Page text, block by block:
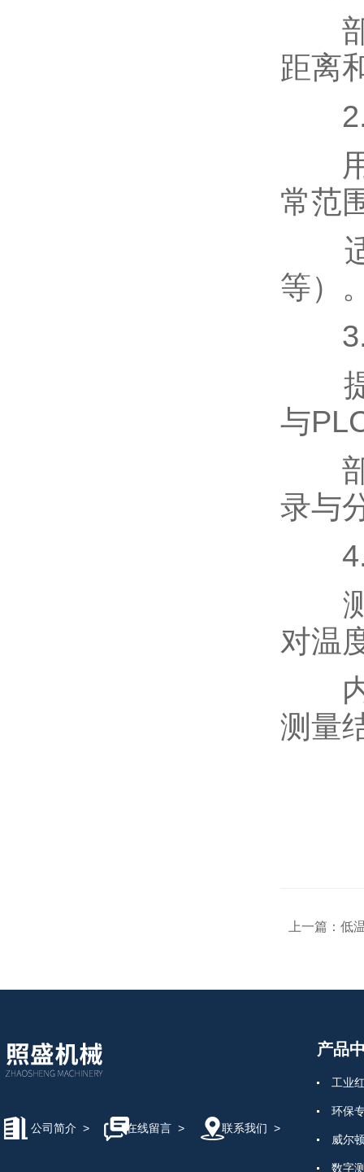
部
距离
2.
用
常范
适
等）
3.
提
与
部
录与
4.
测
对温
内
测量
上一篇： 低
公司简介 > 在线留言 > 联系我们 >
产品
工业
环保
威尔
数字